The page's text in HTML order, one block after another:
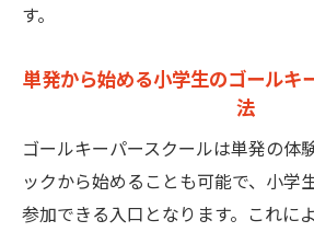
す。
単発から始める小学生のゴールキ
法
ゴールキーパースクールは単発の体
ックから始めることも可能で、小学
参加できる入口となります。これに